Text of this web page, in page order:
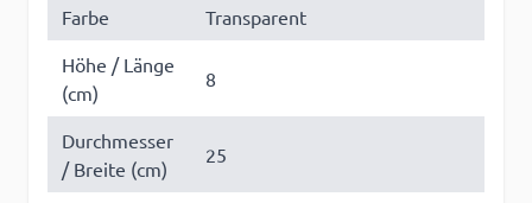
Farbe
Transparent
Höhe / Länge
(cm)
8
Durchmesser
/ Breite (cm)
25